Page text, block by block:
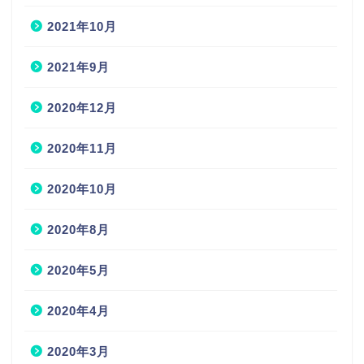
2021年10月
2021年9月
2020年12月
2020年11月
2020年10月
2020年8月
2020年5月
2020年4月
2020年3月